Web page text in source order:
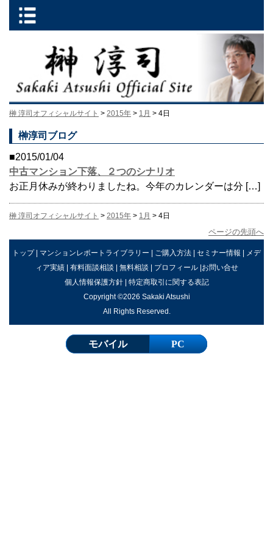
榊 淳司オフィシャルサイト > 2015年 > 1月 > 4日
榊淳司ブログ
■2015/01/04
中古マンション下落、２つのシナリオ
お正月休みが終わりましたね。今年のカレンダーは分 […]
榊 淳司オフィシャルサイト > 2015年 > 1月 > 4日
ページの先頭へ
トップ| マンションレポートライブラリー | ご購入方法 | セミナー情報 | メデ
ィア実績| 有料面談相談 | 無料相談 | プロフィール|お問い合せ
個人情報保護方針| 特定商取引に関する表記
Copyright ©2026 Sakaki Atsushi
All Rights Reserved.
モバイル PC